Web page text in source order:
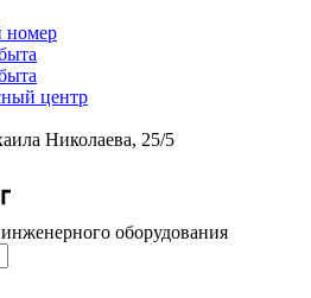
номер
центр
Николаева, 25/5
оборудования